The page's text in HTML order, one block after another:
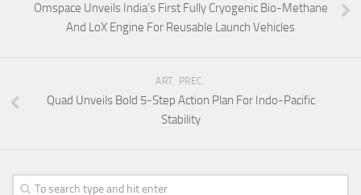
Omspace Unveils India’s First Fully Cryogenic Bio-Methane
And LoX Engine For Reusable Launch Vehicles
ART. PREC.
Quad Unveils Bold 5-Step Action Plan For Indo-Pacific
Stability